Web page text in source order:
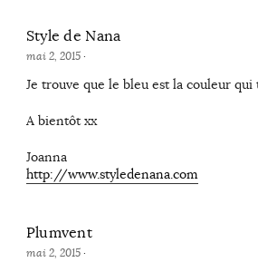
Style de Nana
mai 2, 2015·
Je trouve que le bleu est la couleur qui
A bientôt xx
Joanna
http://www.styledenana.com
Plumvent
mai 2, 2015·